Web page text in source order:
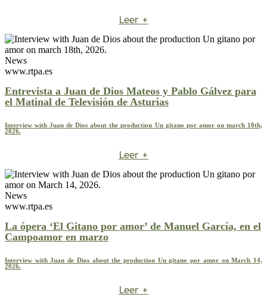
Leer +
News
www.rtpa.es
Entrevista a Juan de Dios Mateos y Pablo Gálvez para
el Matinal de Televisión de Asturias
Interview with Juan de Dios about the production Un gitano por amor on march 18th,
2026.
Leer +
News
www.rtpa.es
La ópera ‘El Gitano por amor’ de Manuel García, en el
Campoamor en marzo
Interview with Juan de Dios about the production Un gitano por amor on March 14,
2026.
Leer +